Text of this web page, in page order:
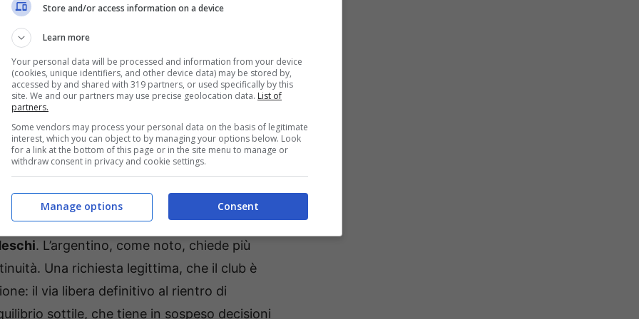
si è raffreddata. Lazio e Fiorentina
club non hanno trovato terreno fertile.
sembra avere idee chiarissime. Fabbian
cui costruire continuità. Non è escluso che
baricentro della trattativa pende verso la
interessante anche in entrata. Prima di
su due situazioni delicate: quelle di
. L’argentino, come noto, chiede più
Una richiesta legittima, che il club è
il via libera definitivo al rientro di
sottile, che tiene in sospeso decisioni
Store and/or access information on a device
Learn more
Your personal data will be processed and information from your device
(cookies, unique identifiers, and other device data) may be stored by,
accessed by and shared with 319 partners, or used specifically by this
site. We and our partners may use precise geolocation data. List of
partners.
Some vendors may process your personal data on the basis of legitimate
interest, which you can object to by managing your options below. Look
for a link at the bottom of this page or in the site menu to manage or
withdraw consent in privacy and cookie settings.
Consent
Manage options